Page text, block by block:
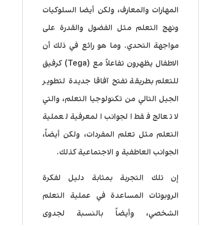
المهارات والمعارف، ولكن أيضا السلوكيات
ونهج التعلم مثل الفضول والقدرة على
مواجهة التحدي. وما هو رائع في ذلك أن
الاطفال يظهرون تفاعلاً مع (Tega) كرفيق
للتعلم بطريقة تفتح آفاقا جديدة لتطوير
الجيل التالي من تكنولوجيا التعلم، والتي
لا تعالج فقط الجوانب المعرفية لعملية
التعلم مثل تعلم المفردات، ولكن أيضاً،
الجوانب العاطفية و الاجتماعية كذلك.
إن تلك التجربة بمثابة دليل لفكرة
الروبوتات المساعدة في عملية التعلم
الشخصي، وأيضاً بالنسبة لجدوى